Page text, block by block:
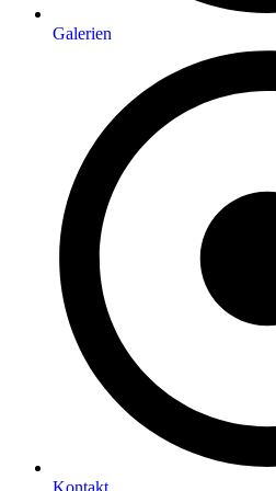
Galerien
Kontakt